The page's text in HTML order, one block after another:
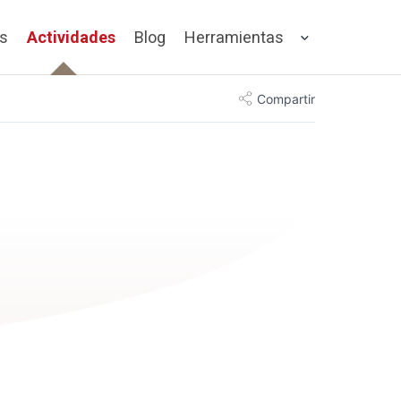
Actividades Blog Herramientas
Compartir